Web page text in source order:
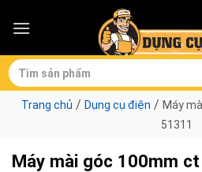
Tìm
kiếm:
Trang chủ / Dụng cụ điện / Máy
51311
Máy mài góc 100mm